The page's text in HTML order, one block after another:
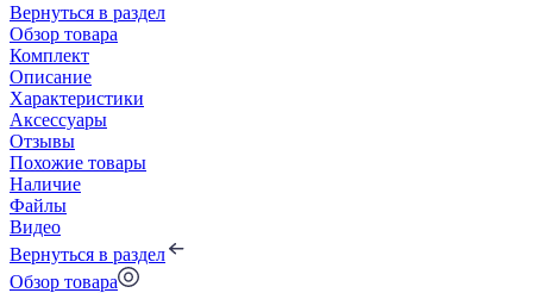
Вернуться в раздел
Обзор товара
Комплект
Описание
Характеристики
Аксессуары
Отзывы
Похожие товары
Наличие
Файлы
Видео
Вернуться в раздел
Обзор товара